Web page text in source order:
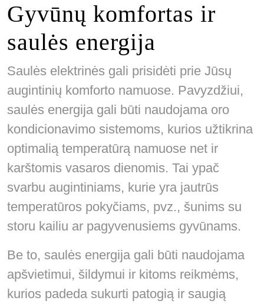
Gyvūnų komfortas ir
saulės energija
Saulės elektrinės gali prisidėti prie Jūsų
augintinių komforto namuose. Pavyzdžiui,
saulės energija gali būti naudojama oro
kondicionavimo sistemoms, kurios užtikrina
optimalią temperatūrą namuose net ir
karštomis vasaros dienomis. Tai ypač
svarbu augintiniams, kurie yra jautrūs
temperatūros pokyčiams, pvz., šunims su
storu kailiu ar pagyvenusiems gyvūnams.
Be to, saulės energija gali būti naudojama
apšvietimui, šildymui ir kitoms reikmėms,
kurios padeda sukurti patogią ir saugią